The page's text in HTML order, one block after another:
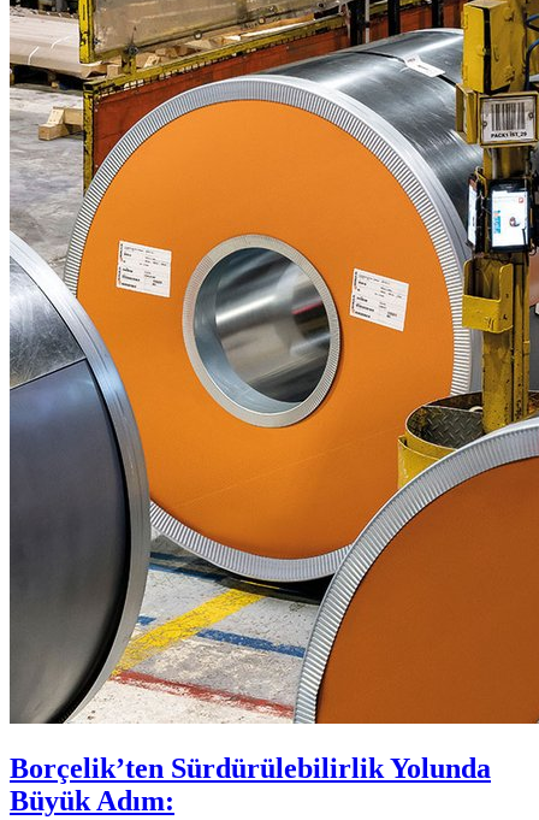
Borçelik’ten Sürdürülebilirlik Yolunda
Büyük Adım: